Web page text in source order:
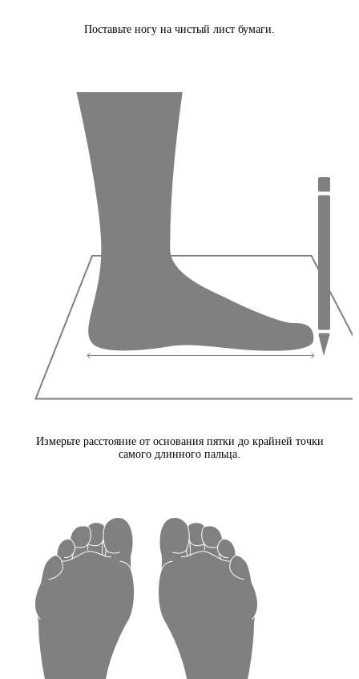
Поставьте ногу на чистый лист бумаги.
Измерьте расстояние от основания пятки до крайней точки
самого длинного пальца.